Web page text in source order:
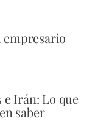
empresario
Irán: Lo que
saber